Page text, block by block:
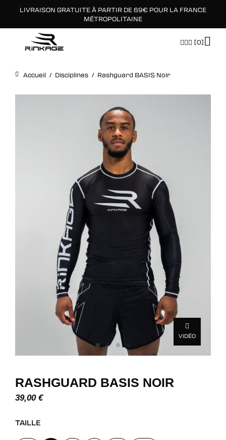
LIVRAISON GRATUITE À PARTIR DE 69€ POUR LA FRANCE
MÉTROPOLITAINE
[0]
Accueil / Disciplines / Rashguard BASIS Noir
VIDÉO
RASHGUARD BASIS NOIR
39,00 €
TAILLE